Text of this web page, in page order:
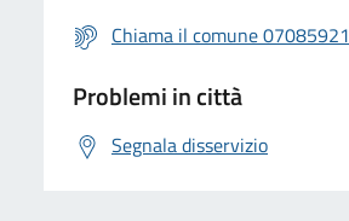
Chiama il comune 07085921
Problemi in città
Segnala disservizio